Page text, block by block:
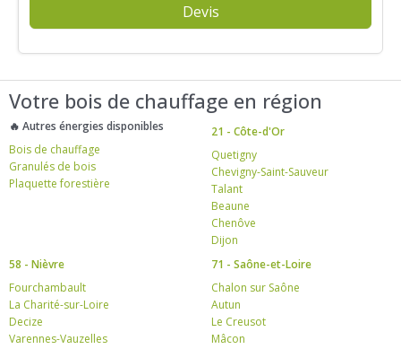
Devis
Votre bois de chauffage en région
🔥 Autres énergies disponibles
Bois de chauffage
Granulés de bois
Plaquette forestière
21 - Côte-d'Or
Quetigny
Chevigny-Saint-Sauveur
Talant
Beaune
Chenôve
Dijon
58 - Nièvre
Fourchambault
La Charité-sur-Loire
Decize
Varennes-Vauzelles
71 - Saône-et-Loire
Chalon sur Saône
Autun
Le Creusot
Mâcon